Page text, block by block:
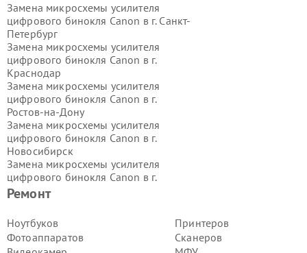
Ремонт
Ноутбуков
Фотоаппаратов
Принтеров
Сканеров
Замена микросхемы усилителя
цифрового бинокля Canon в г. Санкт-
Петербург
Замена микросхемы усилителя
цифрового бинокля Canon в г.
Краснодар
Замена микросхемы усилителя
цифрового бинокля Canon в г.
Ростов-на-Дону
Замена микросхемы усилителя
цифрового бинокля Canon в г.
Новосибирск
Замена микросхемы усилителя
цифрового бинокля Canon в г.
Екатеринбург
цифрового бинокля Canon в г.
Казань
Замена микросхемы усилителя